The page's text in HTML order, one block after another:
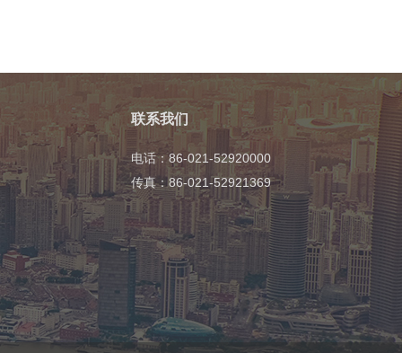
联系我们
电话：86-021-52920000
传真：86-021-52921369